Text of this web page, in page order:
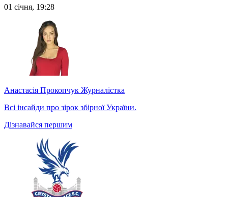
01 січня, 19:28
Анастасія Прокопчук Журналістка
Всі інсайди про зірок збірної України.
Дізнавайся першим